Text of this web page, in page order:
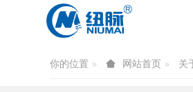
你的位置 网站首页 关